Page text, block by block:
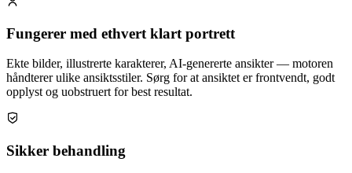
Fungerer med ethvert klart portrett
Ekte bilder, illustrerte karakterer, AI-genererte ansikter — motoren
håndterer ulike ansiktsstiler. Sørg for at ansiktet er frontvendt, godt
opplyst og uobstruert for best resultat.
Sikker behandling